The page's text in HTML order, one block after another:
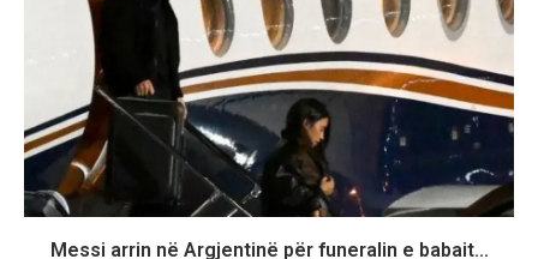
Messi arrin në Argjentinë për funeralin e babait...